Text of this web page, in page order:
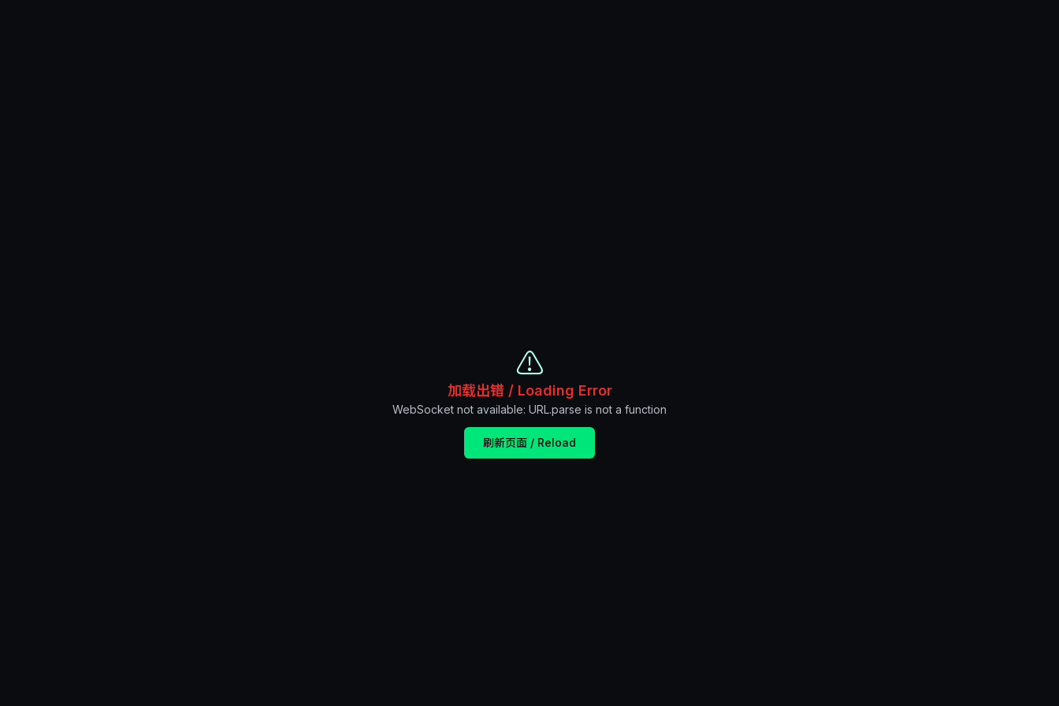
⚠️
加载出错 / Loading Error
WebSocket not available: URL.parse is not a function
刷新页面 / Reload